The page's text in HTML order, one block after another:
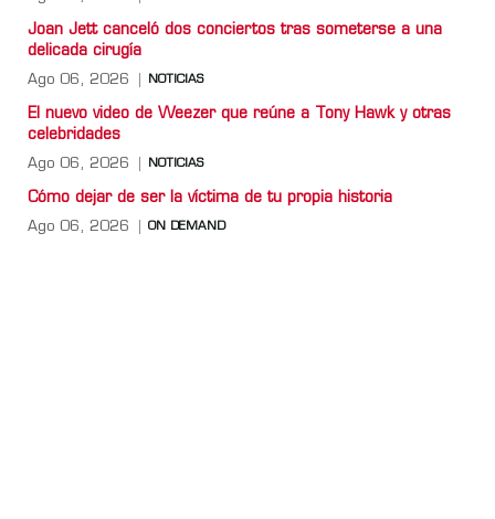
Joan Jett canceló dos conciertos tras someterse a una
delicada cirugía
Ago 06, 2026 NOTICIAS
El nuevo video de Weezer que reúne a Tony Hawk y otras
celebridades
Ago 06, 2026 NOTICIAS
Cómo dejar de ser la víctima de tu propia historia
Ago 06, 2026 ON DEMAND